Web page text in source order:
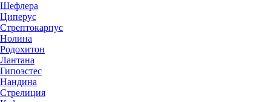
Шефлера
Циперус
Стрептокарпус
Нолина
Родохитон
Лантана
Гипоэстес
Нандина
Стрелиция